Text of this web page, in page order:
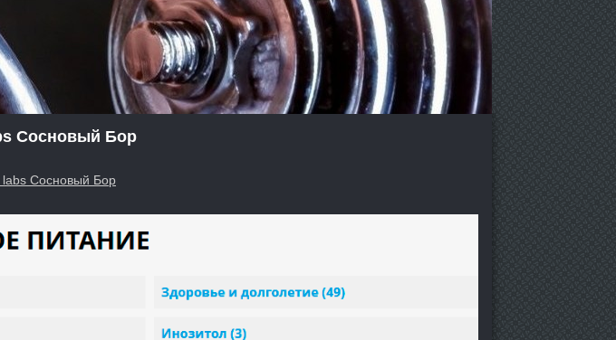
Сосновый Бор
Сосновый Бор